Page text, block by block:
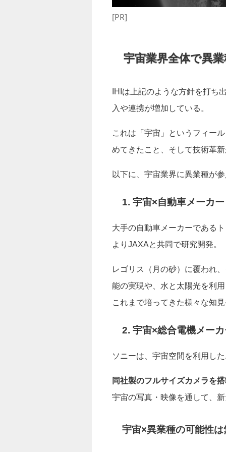
[PR]
宇宙業界全体で異
IHIは上記のような方針を打ち
入や連携が増加している。
これは「宇宙」というフィー
めてきたこと、そして技術革
以下に、宇宙業界に異業種が
1. 宇宙×自動車メーカー
大手の自動車メーカーである
よりJAXAと共同で研究開発。
レゴリス（月の砂）に覆われ
能の実現や、水と太陽光を利
これまで培ってきた様々な知
2. 宇宙×総合電機メーカ
ソニーは、宇宙空間を利用し
同社製のフルサイズカメラを
宇宙の写真・映像を通して、
宇宙×異業種の可能性は